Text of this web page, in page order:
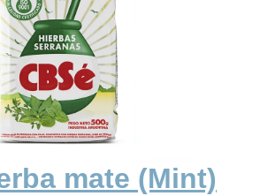
mate (Mint)